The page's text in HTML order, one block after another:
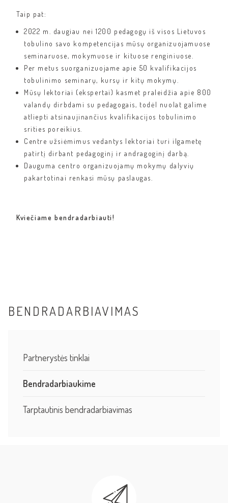
BENDRADARBIAVIMAS
Partnerystės tinklai
Bendradarbiaukime
Tarptautinis bendradarbiavimas
Taip pat:
2022 m. daugiau nei 1200 pedagogų iš visos Lietuvos
tobulino savo kompetencijas mūsų organizuojamuose
seminaruose, mokymuose ir kituose renginiuose.
Per metus suorganizuojame apie 50 kvalifikacijos
tobulinimo seminarų, kursų ir kitų mokymų.
Mūsų lektoriai (ekspertai) kasmet praleidžia apie 800
valandų dirbdami su pedagogais, todėl nuolat galime
atliepti atsinaujinančius kvalifikacijos tobulinimo
srities poreikius.
Centre užsiėmimus vedantys lektoriai turi ilgametę
patirtį dirbant pedagoginį ir andragoginį darbą.
Dauguma centro organizuojamų mokymų dalyvių
pakartotinai renkasi mūsų paslaugas.
Kviečiame bendradarbiauti!